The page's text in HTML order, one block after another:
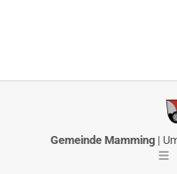
Gemeinde Mamming|